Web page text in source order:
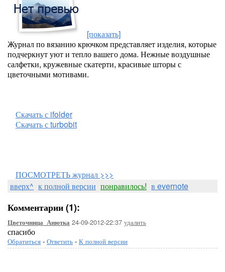
[показать]
Журнал по вязанию крючком представляет изделия, которые
подчеркнут уют и тепло вашего дома. Нежные воздушные
салфетки, кружевные скатерти, красивые шторы с
цветочными мотивами.
Скачать с ifolder
Скачать с turbobit
ПОСМОТРЕТЬ журнал >>>
вверх^ к полной версии понравилось! в evernote
Комментарии (1):
Цветочница_Анютка 24-09-2012-22:37 удалить
спасибо
Обратиться - Ответить - К полной версии